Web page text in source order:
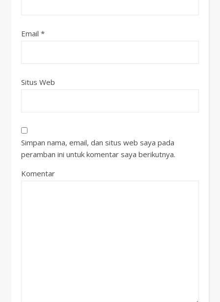
Email *
Situs Web
Simpan nama, email, dan situs web saya pada
peramban ini untuk komentar saya berikutnya.
Komentar